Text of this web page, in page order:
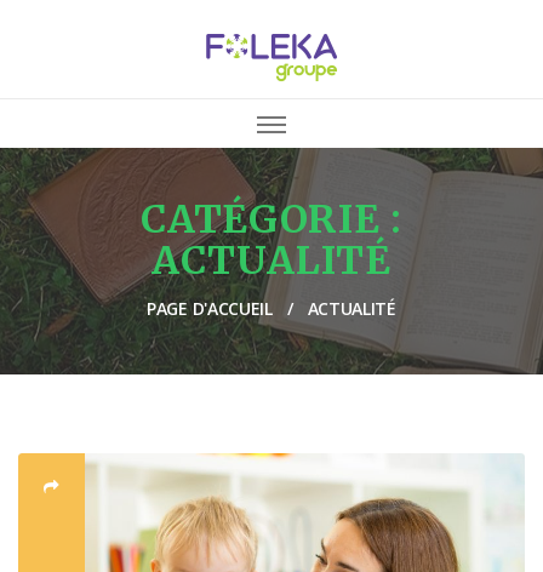
CATÉGORIE :
ACTUALITÉ
PAGE D'ACCUEIL ACTUALITÉ